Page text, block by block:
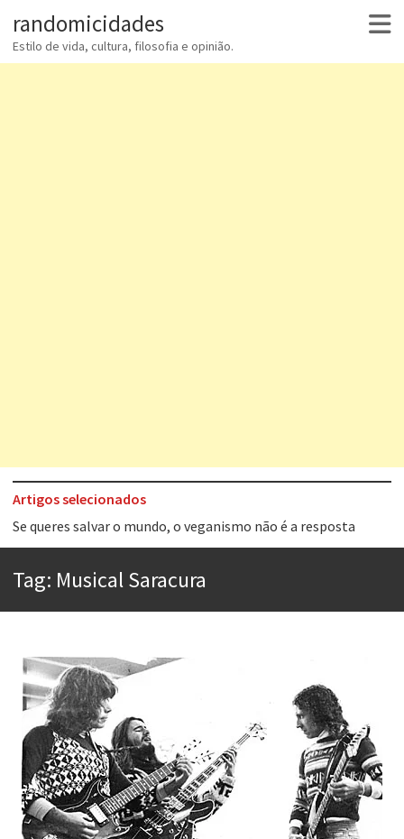
randomicidades
Estilo de vida, cultura, filosofia e opinião.
Artigos selecionados
Tem que filmar isso daí
Aprender a fracassar é o segredo do sucesso
Esse tal de Rock Gaúcho
Os causos de Jorge Luis Borges
Voto obrigatório é correto?
Se queres salvar o mundo, o veganismo não é a resposta
Tag: Musical Saracura